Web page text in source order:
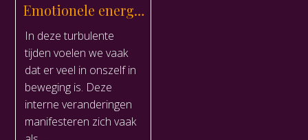
Emotionele energie oefeningen
In deze turbulente
tijden voelen we vaak
dat er veel in onszelf in
beweging is. Deze
interne veranderingen
manifesteren zich vaak